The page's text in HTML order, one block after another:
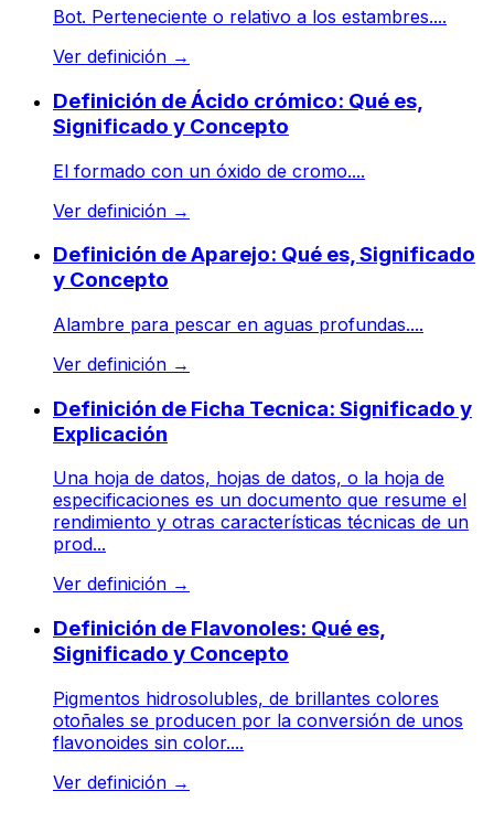
Bot. Perteneciente o relativo a los estambres....
Ver definición →
Definición de Ácido crómico: Qué es,
Significado y Concepto
El formado con un óxido de cromo....
Ver definición →
Definición de Aparejo: Qué es, Significado
y Concepto
Alambre para pescar en aguas profundas....
Ver definición →
Definición de Ficha Tecnica: Significado y
Explicación
Una hoja de datos, hojas de datos, o la hoja de
especificaciones es un documento que resume el
rendimiento y otras características técnicas de un
prod...
Ver definición →
Definición de Flavonoles: Qué es,
Significado y Concepto
Pigmentos hidrosolubles, de brillantes colores
otoñales se producen por la conversión de unos
flavonoides sin color....
Ver definición →